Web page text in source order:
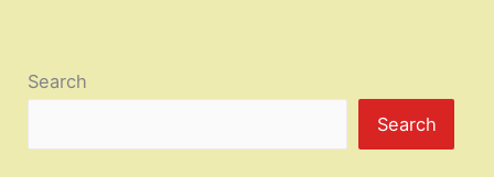
Search
Search